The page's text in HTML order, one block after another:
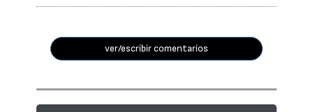
ver/escribir comentarios